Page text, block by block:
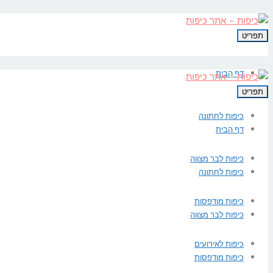
תפריט
דף הבית
כיפות לחתונה
כיפות לבר מצווה
כיפות מודפסות
כיפות לאירועים
תפריט
דף הבית
כיפות לחתונה
כיפות לבר מצווה
כיפות מודפסות